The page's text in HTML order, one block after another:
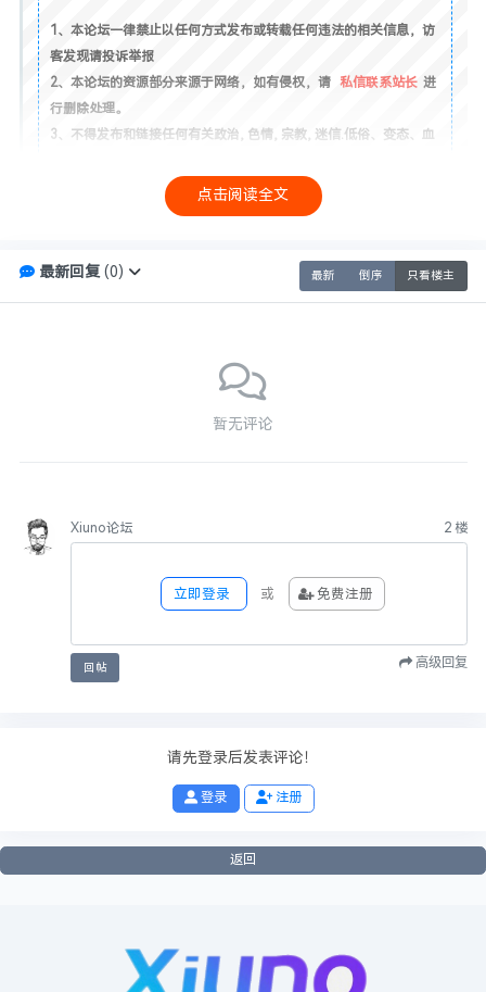
1、本论坛一律禁止以任何方式发布或转载任何违法的相关信息，访
客发现请投诉举报
2、本论坛的资源部分来源于网络，如有侵权，请
私信联系站长 进
行删除处理。
3、不得发布和链接任何有关政治, 色情, 宗教, 迷信.低俗、变态、血
4、本帖图片及内容纯属发布用户个人意见，与本站无关！
4，本帖如为原创资源/教程分享帖，则本站与发布用户共同享有内容
6，本站管理有权在不经发布者同意的情况下，根据版规及相关法律
8，未尽事宜最终解释权归本站（xiuno论坛）所有！
签名： xiuno论坛欢迎你的加入！
──── 已有0人觉得很赞────
投诉举报
点击阅读全文
最新回复(0) 最新 倒序 只看楼主
暂无评论
Xiuno论坛 2楼
立即登录 或 免费注册
回帖 高级回复
请先登录后发表评论！
登录 注册
返回